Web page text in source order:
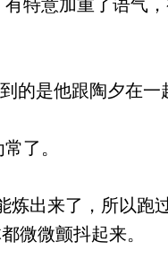
特意加重了语气
的是他跟陶夕在一
了。
出来了，所以跑
微微颤抖起来。